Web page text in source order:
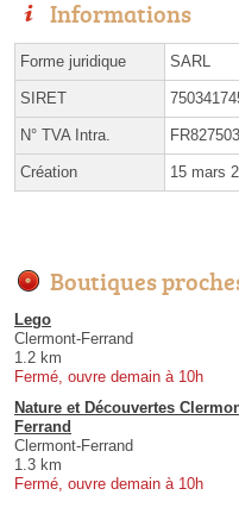
Informations
Forme juridique SARL
SIRET
N° TVA Intra.
Création 15 mars
Boutiques
Lego
Clermont-Ferrand
1.2 km
Fermé, ouvre demain à 10h
Nature et Découvertes
Ferrand
Clermont-Ferrand
1.3 km
Fermé, ouvre demain à 10h